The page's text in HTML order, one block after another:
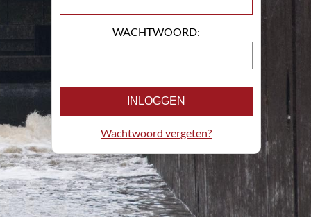
WACHTWOORD:
INLOGGEN
Wachtwoord vergeten?